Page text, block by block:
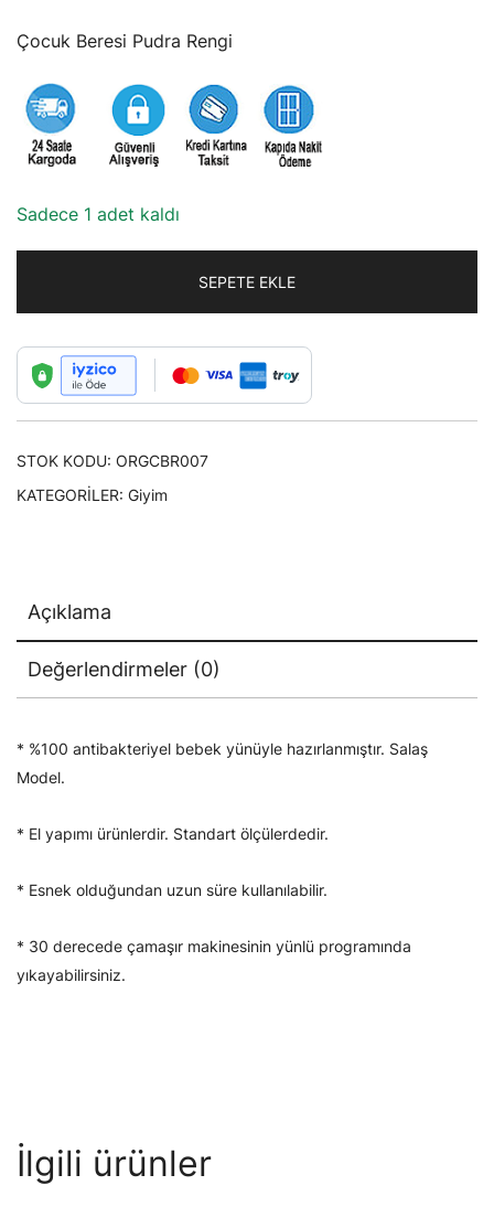
Çocuk Beresi Pudra Rengi
Sadece 1 adet kaldı
SEPETE EKLE
STOK KODU: ORGCBR007
KATEGORILER: Giyim
Açıklama
Değerlendirmeler (0)
* %100 antibakteriyel bebek yünüyle hazırlanmıştır. Salaş
Model.
* El yapımı ürünlerdir. Standart ölçülerdedir.
* Esnek olduğundan uzun süre kullanılabilir.
* 30 derecede çamaşır makinesinin yünlü programında
yıkayabilirsiniz.
İlgili ürünler